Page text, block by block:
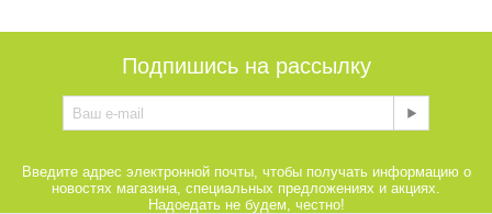
Подпишись на рассылку
Введите адрес электронной почты, чтобы получать информацию о
новостях магазина, специальных предложениях и акциях.
Надоедать не будем, честно!